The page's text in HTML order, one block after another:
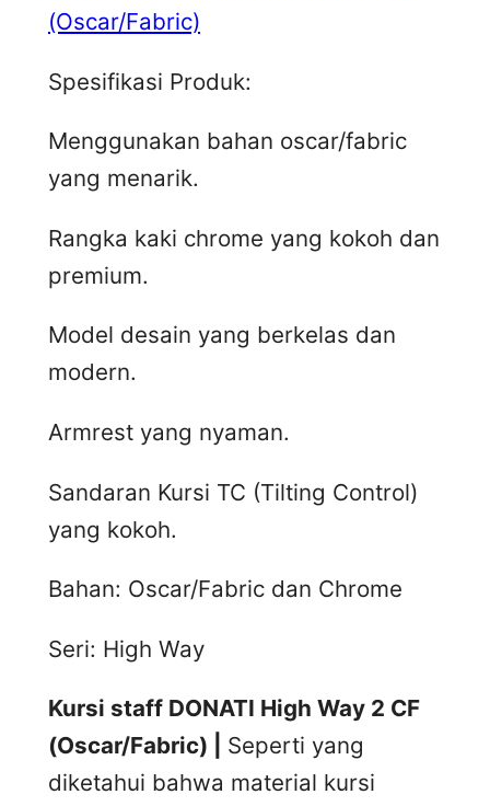
(Oscar/Fabric)
Spesifikasi Produk:
Menggunakan bahan oscar/fabric
yang menarik.
Rangka kaki chrome yang kokoh dan
premium.
Model desain yang berkelas dan
modern.
Armrest yang nyaman.
Sandaran Kursi TC (Tilting Control)
yang kokoh.
Bahan: Oscar/Fabric dan Chrome
Seri: High Way
Kursi staff DONATI High Way 2 CF
(Oscar/Fabric) | Seperti yang
diketahui bahwa material kursi